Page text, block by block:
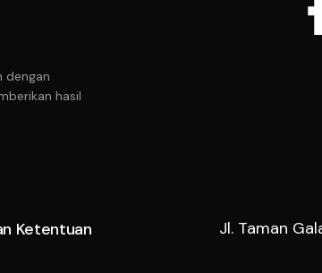
dengan
hasil
Ketentuan
Jl. Taman